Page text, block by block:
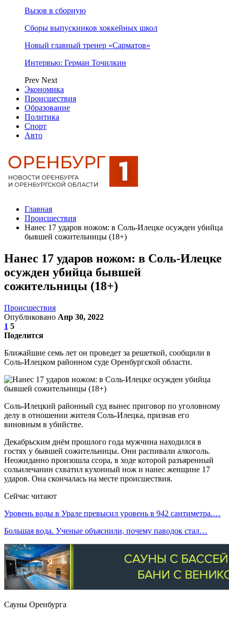
Вызов в сборную
Сборы выпускников хоккейных школ
Новый главный тренер «Сарматов»
Интервью: Герман Точилкин
Prev Next
Экономика
Происшествия
Образование
Политика
Спорт
Авто
Главная
Происшествия
Нанес 17 ударов ножом: в Соль-Илецке осужден убийца
бывшей сожительницы (18+)
Нанес 17 ударов ножом: в Соль-Илецке
осужден убийца бывшей
сожительницы (18+)
Происшествия
Опубликовано Апр 30, 2022
1 5
Поделится
Ближайшие семь лет он проведет за решеткой, сообщили в
Соль-Илецком районном суде Оренбургской области.
Соль-Илецкий районный суд вынес приговор по уголовному
делу в отношении жителя Соль-Илецка, признав его
виновным в убийстве.
Декабрьским днём прошлого года мужчина находился в
гостях у бывшей сожительницы. Они распивали алкоголь.
Неожиданно произошла ссора, в ходе которой разъяренный
сольилечанин схватил кухонный нож и нанес женщине 17
ударов. Она скончалась на месте происшествия.
Сейчас читают
Уровень воды в Урале превысил уровень в 942 сантиметра.…
Большая вода. Ученые объяснили, почему паводок стал…
Сауны Оренбурга